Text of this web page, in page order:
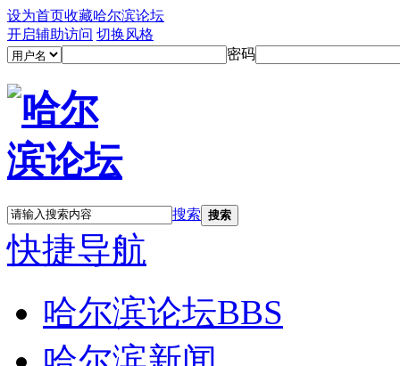
设为首页收藏哈尔滨论坛
开启辅助访问 切换风格
密码
搜索 搜索
快捷导航
哈尔滨论坛BBS